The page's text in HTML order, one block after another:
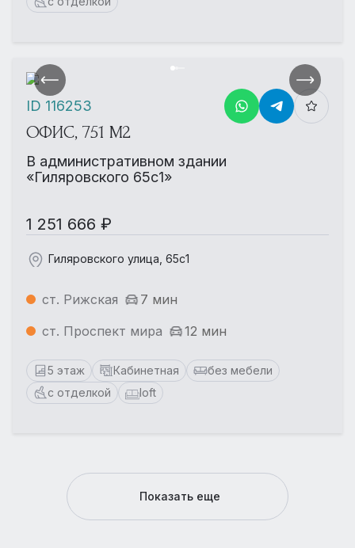
ОФИС, 751 М2
В административном здании
«Гиляровского 65с1»
1 251 666 ₽
Гиляровского улица, 65с1
ст. Рижская
7 мин
ст. Проспект мира
12 мин
5 этаж Кабинетная
без мебели
с отделкой
loft
ID 116253
Показать еще